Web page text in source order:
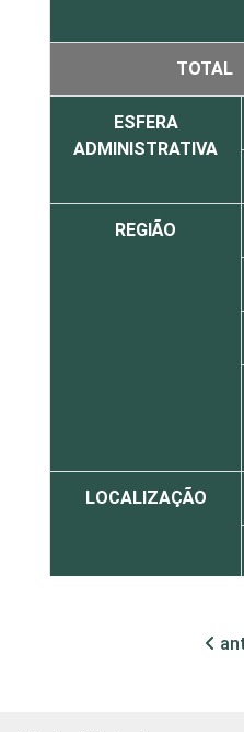
TOTAL
ESFERA
ADMINISTRATIVA
REGIÃO
LOCALIZAÇÃO
ESTABELECIMENTO